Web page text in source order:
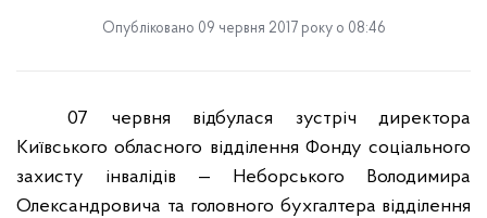
Опубліковано 09 червня 2017 року о 08:46
07 червня відбулася зустріч директора
Київського обласного відділення Фонду соціального
захисту інвалідів — Неборського Володимира
Олександровича та головного бухгалтера відділення